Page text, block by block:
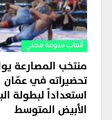
ألعاب منوعة محلي
منتخب المصارعة
تحضيراته في عمّان
استعداداً لبطولة
الأبيض المتوسط